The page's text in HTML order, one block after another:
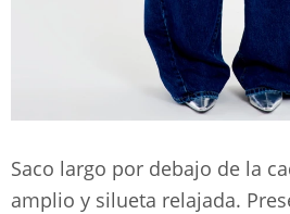
Saco largo por debajo de la
amplio y silueta relajada.